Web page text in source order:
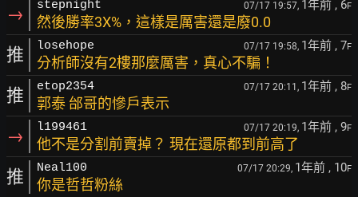
→ stepnight 07/17 19:57, 1年前 , 6F
然後勝率3X%，這樣是厲害還是廢0.0
推 losehope 07/17 19:58, 1年前 , 7F
分析師沒有2樓那麼厲害，真心不騙！
推 etop2354 07/17 20:11, 1年前 , 8F
郭泰 邰哥的慘戶表示
→ l199461 07/17 20:19, 1年前 , 9F
他不是分割前賣掉？ 現在還原都到前高了
推 Neal100 07/17 20:29, 1年前 , 10F
你是哲哲粉絲